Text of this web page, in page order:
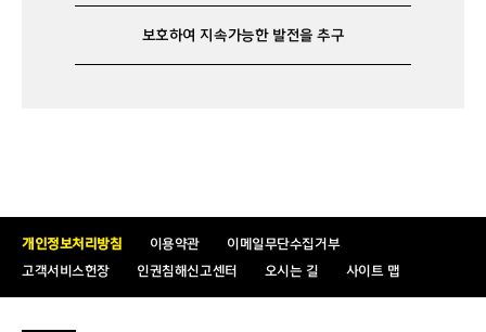
보호하여 지속가능한 발전을 추구
개인정보처리방침 이용약관
이메일무단수집거부
고객서비스헌장
인권침해신고센터 오시는 길 사이트 맵